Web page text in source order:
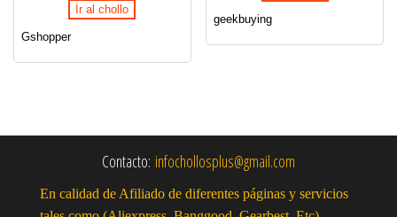
Ir al chollo
Gshopper
geekbuying
Contacto: infochollosplus@gmail.com
En calidad de Afiliado de diferentes páginas y servicios